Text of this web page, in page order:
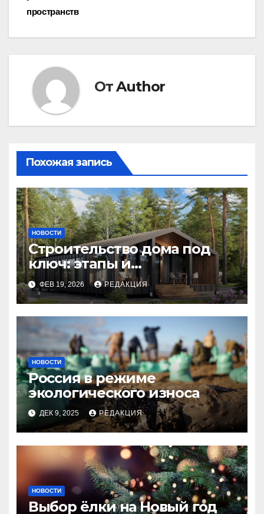
пространств
ОтAuthor
Похожая запись
НОВОСТИ
Строительство дома под
ключ: этапы и
планирование бюджета
ФЕВ 19, 2026 РЕДАКЦИЯ
НОВОСТИ
Россия в режиме
экологического износа
ДЕК 9, 2025 РЕДАКЦИЯ
НОВОСТИ
Выбор ёлки на Новый год